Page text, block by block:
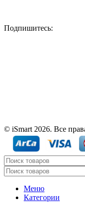
Подпишитесь:
© iSmart 2026. Все
Меню
Категории